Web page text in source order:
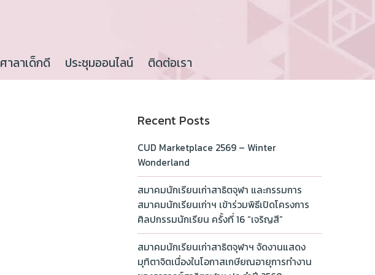
ศาลาเด็กดี ประชุมออนไลน์ ติดต่อเรา
Recent Posts
CUD Marketplace 2569 – Winter
Wonderland
สมาคมนักเรียนเก่าสาธิตจุฬา และกรรมการ
สมาคมนักเรียนเก่าฯ เข้าร่วมพิธีเปิดโครงการ
ศิลปกรรมนักเรียน ครั้งที่ 16 “เจริญสี”
สมาคมนักเรียนเก่าสาธิตจุฬาฯ จัดงานแสดง
มุทิตาจิตเนื่องในโอกาสเกษียณอายุการทำงาน